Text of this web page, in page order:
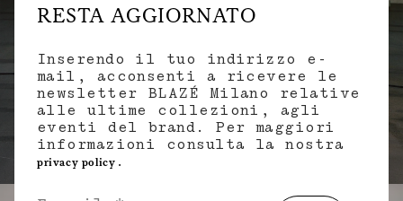
PRE FALL 2026
ACQUISTA
RESTA AGGIORNATO
Inserendo il tuo indirizzo e-
mail, acconsenti a ricevere le
newsletter BLAZÉ Milano relative
alle ultime collezioni, agli
eventi del brand. Per maggiori
informazioni consulta la nostra
privacy policy .